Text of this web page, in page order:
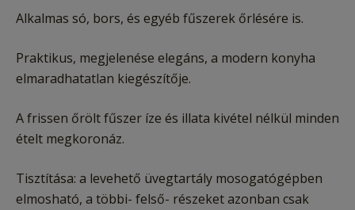
Alkalmas só, bors, és egyéb fűszerek őrlésére is.
Praktikus, megjelenése elegáns, a modern konyha
elmaradhatatlan kiegészítője.
A frissen őrölt fűszer íze és illata kivétel nélkül minden
ételt megkoronáz.
Tisztítása: a levehető üvegtartály mosogatógépben
elmosható, a többi- felső- részeket azonban csak